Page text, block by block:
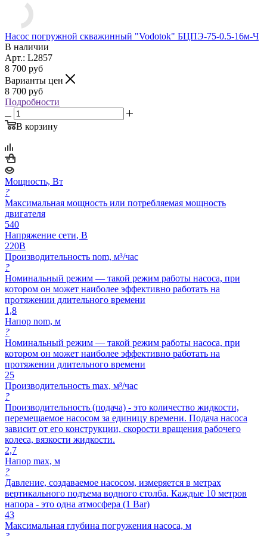
Насос погружной скважинный "Vodotok" БЦПЭ-75-0.5-16м-Ч
В наличии
Арт.: L2857
8 700 руб
Варианты цен
8 700 руб
Подробности
В корзину
Мощность, Вт
?
Максимальная мощность или потребляемая мощность
двигателя
540
Напряжение сети, В
220В
Производительность nom, м³/час
?
Номинальный режим — такой режим работы насоса, при
котором он может наиболее эффективно работать на
протяжении длительного времени
1,8
Напор nom, м
?
Номинальный режим — такой режим работы насоса, при
котором он может наиболее эффективно работать на
протяжении длительного времени
25
Производительность max, м³/час
?
Производительность (подача) - это количество жидкости,
перемещаемое насосом за единицу времени. Подача насоса
зависит от его конструкции, скорости вращения рабочего
колеса, вязкости жидкости.
2,7
Напор max, м
?
Давление, создаваемое насосом, измеряется в метрах
вертикального подъема водного столба. Каждые 10 метров
напора - это одна атмосфера (1 Bar)
43
Максимальная глубина погружения насоса, м